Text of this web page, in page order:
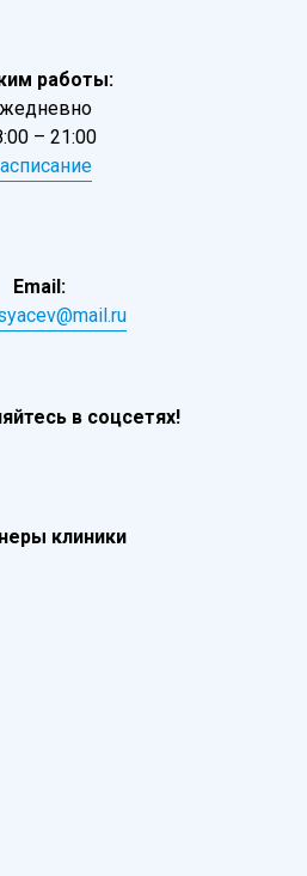
работы:
– 21:00
Email:
в соцсетях!
клиники